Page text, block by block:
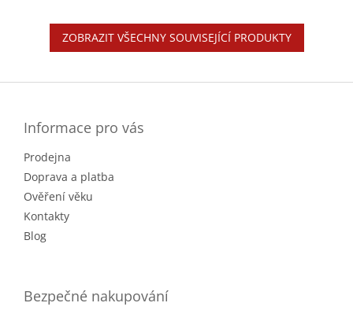
ZOBRAZIT VŠECHNY SOUVISEJÍCÍ PRODUKTY
Informace pro vás
Prodejna
Doprava a platba
Ověření věku
Kontakty
Blog
Bezpečné nakupování